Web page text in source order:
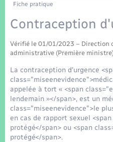
Organisation
Sécurité - Prévention
Seniors
Transports
Voirie et espace public
La Communauté de
Fiche pratique
Contraception
Vérifié le 01/01/2023 – Direction
administrative (Première
La contraception d'urgence
appelée à tort « <span
lendemain »</span>, est un
class="miseenevidence">le
en cas de rapport sexuel
protégé</span> ou <span
protégé</span>.